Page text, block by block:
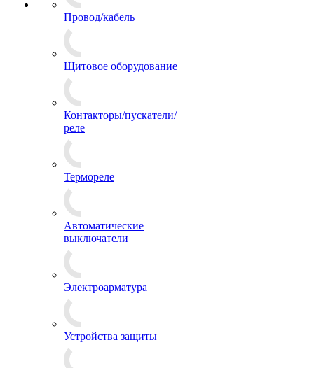
Провод/кабель
Щитовое оборудование
Контакторы/пускатели/
реле
Термореле
Автоматические
выключатели
Электроарматура
Устройства защиты